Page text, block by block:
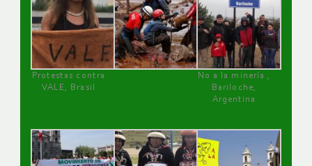
Protestas contra
VALE, Brasil
No a la minería ,
Bariloche,
Argentina